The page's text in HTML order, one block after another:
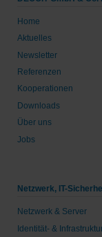
Home
Aktuelles
Newsletter
Referenzen
Kooperationen
Downloads
Über uns
Jobs
Netzwerk, IT-
Netzwerk & Server
Identität- &